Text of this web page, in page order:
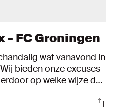
FC Groningen
wat vanavond in
bieden onze excuses
op welke wijze dan
is in gevaar gebracht.